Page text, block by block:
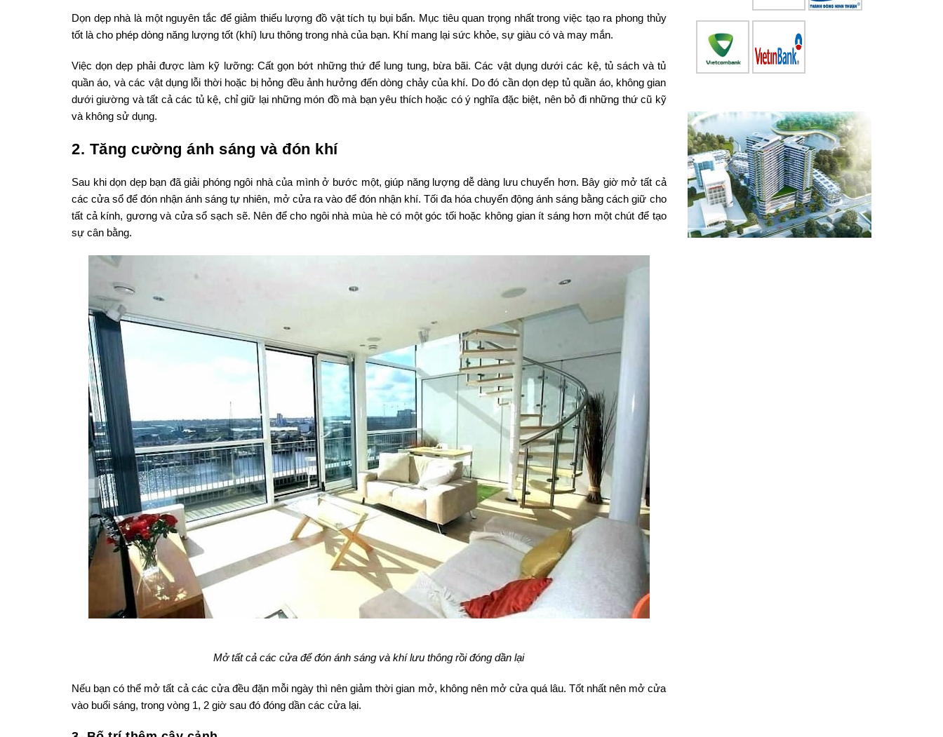
Dọn dẹp nhà là một nguyên tắc để giảm thiểu lượng đồ vật tích tụ bụi bẩn. Mục tiêu quan trọng nhất trong việc tạo ra phong thủy
tốt là cho phép dòng năng lượng tốt (khí) lưu thông trong nhà của bạn. Khí mang lại sức khỏe, sự giàu có và may mắn.
Việc dọn dẹp phải được làm kỹ lưỡng: Cất gọn bớt những thứ để lung tung, bừa bãi. Các vật dụng dưới các kệ, tủ sách và tủ
quần áo, và các vật dụng lỗi thời hoặc bị hỏng đều ảnh hưởng đến dòng chảy của khí. Do đó cần dọn dẹp tủ quần áo, không gian
dưới giường và tất cả các tủ kệ, chỉ giữ lại những món đồ mà bạn yêu thích hoặc có ý nghĩa đặc biệt, nên bỏ đi những thứ cũ kỹ
và không sử dụng.
2. Tăng cường ánh sáng và đón khí
Sau khi dọn dẹp bạn đã giải phóng ngôi nhà của mình ở bước một, giúp năng lượng dễ dàng lưu chuyển hơn. Bây giờ mở tất cả
các cửa sổ để đón nhận ánh sáng tự nhiên, mở cửa ra vào để đón nhận khí. Tối đa hóa chuyển động ánh sáng bằng cách giữ cho
tất cả kính, gương và cửa sổ sạch sẽ. Nên để cho ngôi nhà mùa hè có một góc tối hoặc không gian ít sáng hơn một chút để tạo
sự cân bằng.
Mở tất cả các cửa để đón ánh sáng và khí lưu thông rồi đóng dần lại
Nếu bạn có thể mở tất cả các cửa đều đặn mỗi ngày thì nên giảm thời gian mở, không nên mở cửa quá lâu. Tốt nhất nên mở cửa
vào buổi sáng, trong vòng 1, 2 giờ sau đó đóng dần các cửa lại.